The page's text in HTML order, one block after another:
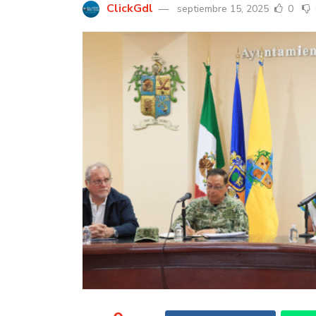
ClickGdl septiembre 15, 2025 0